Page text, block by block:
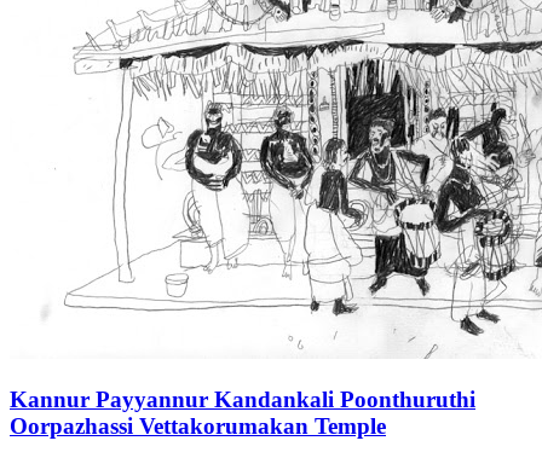
Kannur Payyannur Kandankali Poonthuruthi
Oorpazhassi Vettakorumakan Temple